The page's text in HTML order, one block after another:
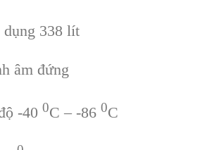
dụng 338 lít
âm đứng
-40 0C – -86 0C